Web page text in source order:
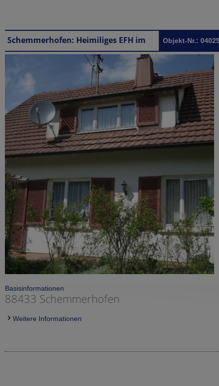
Objekt-Nr.:
Basisinformationen
88433 Schemmerhofen
Weitere Informationen